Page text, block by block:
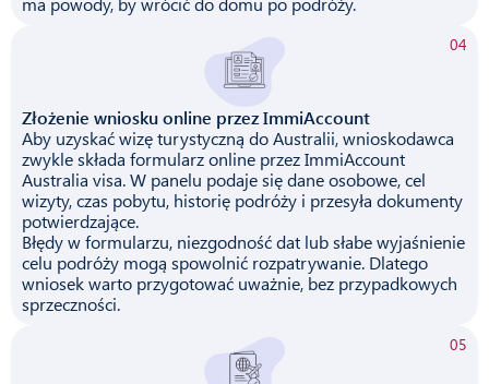
04
Złożenie wniosku online przez ImmiAccount
Aby uzyskać wizę turystyczną do Australii, wnioskodawca
zwykle składa formularz online przez ImmiAccount
Australia visa. W panelu podaje się dane osobowe, cel
wizyty, czas pobytu, historię podróży i przesyła dokumenty
potwierdzające.
Błędy w formularzu, niezgodność dat lub słabe wyjaśnienie
celu podróży mogą spowolnić rozpatrywanie. Dlatego
wniosek warto przygotować uważnie, bez przypadkowych
sprzeczności.
05